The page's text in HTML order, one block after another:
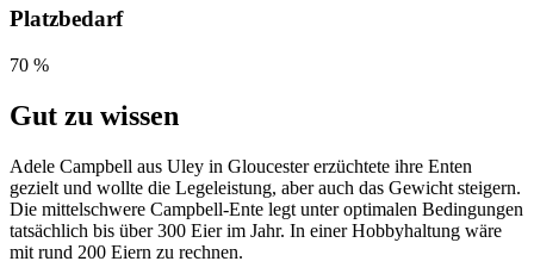
Platzbedarf
70 %
Gut zu wissen
Adele Campbell aus Uley in Gloucester erzüchtete ihre Enten
gezielt und wollte die Legeleistung, aber auch das Gewicht steigern.
Die mittelschwere Campbell-Ente legt unter optimalen Bedingungen
tatsächlich bis über 300 Eier im Jahr. In einer Hobbyhaltung wäre
mit rund 200 Eiern zu rechnen.